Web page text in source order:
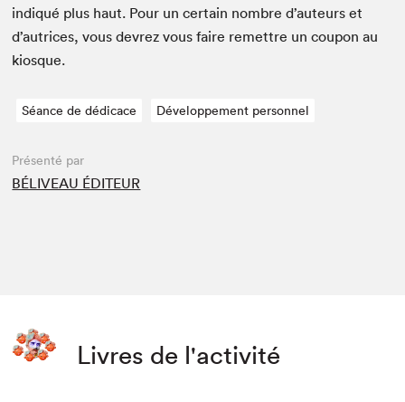
indiqué plus haut. Pour un cer­tain nom­bre d’auteurs et
d’autrices, vous devrez vous faire remet­tre un coupon au
kiosque.
Séance de dédicace Développement personnel
Présenté par
BÉLIVEAU ÉDITEUR
Livres de l'activité